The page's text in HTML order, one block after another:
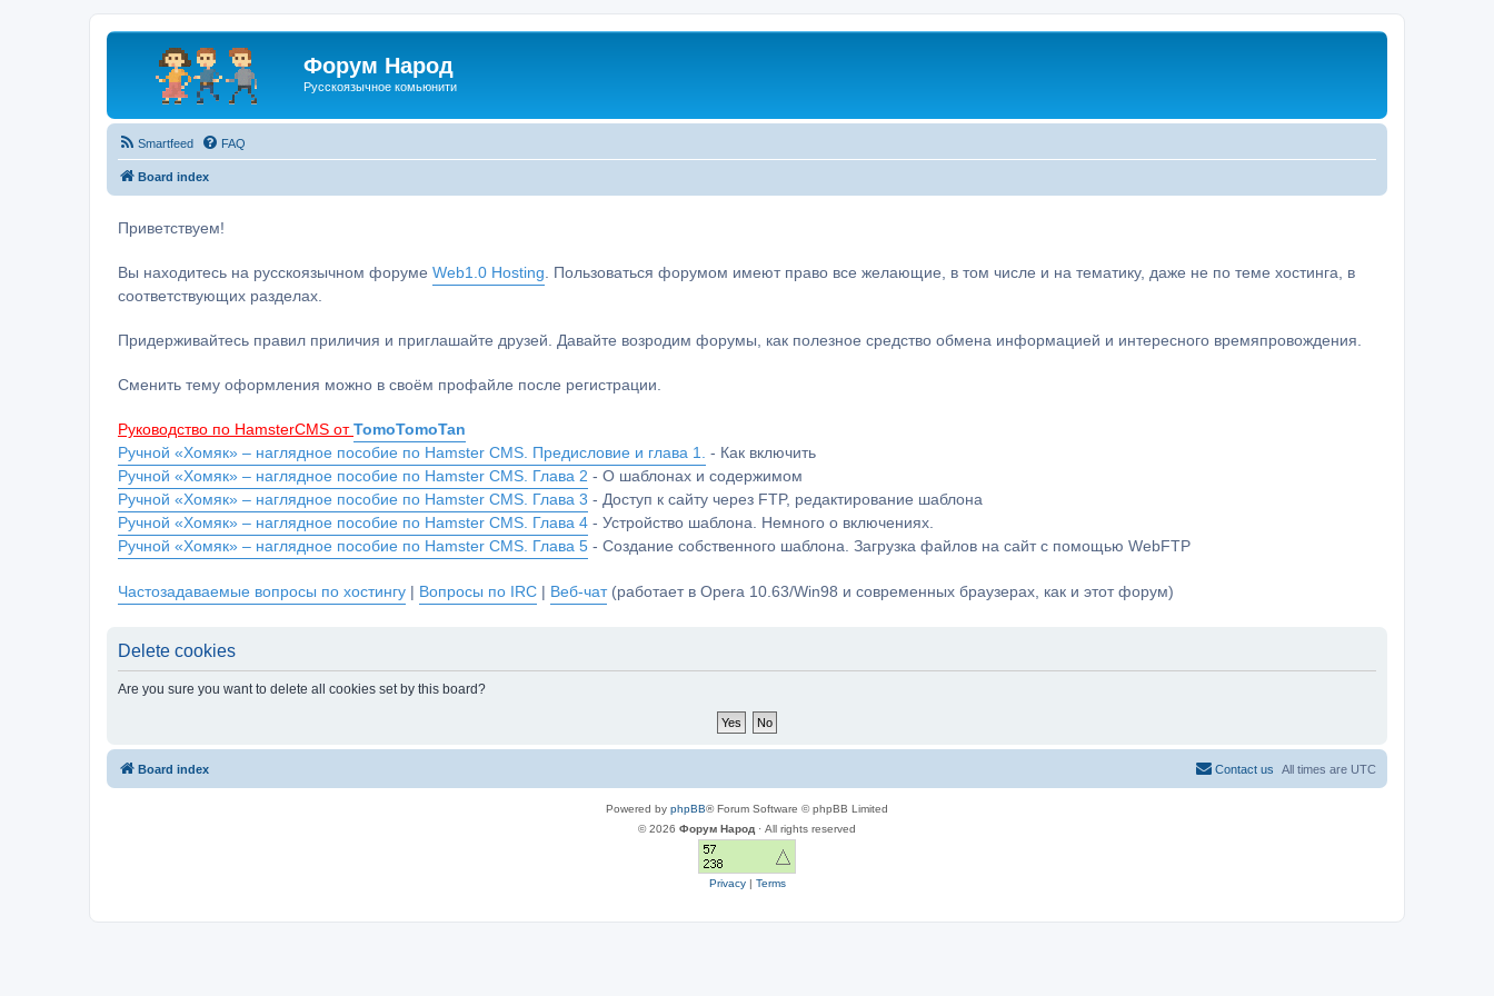
Форум Народ
Русскоязычное комьюнити
Smartfeed FAQ
Board index
Приветствуем!
Вы находитесь на русскоязычном форуме Web1.0 Hosting . Пользоваться форумом имеют право все желающие, в том числе и на тематику, даже не по теме хостинга, в
соответствующих разделах.
Придерживайтесь правил приличия и приглашайте друзей. Давайте возродим форумы, как полезное средство обмена информацией и интересного времяпровождения.
Сменить тему оформления можно в своём профайле после регистрации.
Руководство по HamsterCMS от TomoTomoTan
Ручной «Хомяк» – наглядное пособие по Hamster CMS. Предисловие и глава 1.
- Как включить
Ручной «Хомяк» – наглядное пособие по Hamster CMS. Глава 2 - О шаблонах и содержимом
Ручной «Хомяк» – наглядное пособие по Hamster CMS. Глава 3 - Доступ к сайту через FTP, редактирование шаблона
Ручной «Хомяк» – наглядное пособие по Hamster CMS. Глава 4 - Устройство шаблона. Немного о включениях.
Ручной «Хомяк» – наглядное пособие по Hamster CMS. Глава 5 - Создание собственного шаблона. Загрузка файлов на сайт с помощью WebFTP
Частозадаваемые вопросы по хостингу | Вопросы по IRC | Веб-чат(работает в Opera 10.63/Win98 и современных браузерах, как и этот форум)
Delete cookies
Are you sure you want to delete all cookies set by this board?
Board index All times are UTC
Contact us
Powered by phpBB® Forum Software © phpBB Limited
© 2026 Форум Народ · All rights reserved
Privacy| Terms